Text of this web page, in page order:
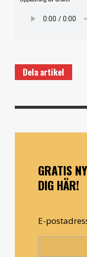
Dela artikel
GRATIS
DIG HÄR!
E-